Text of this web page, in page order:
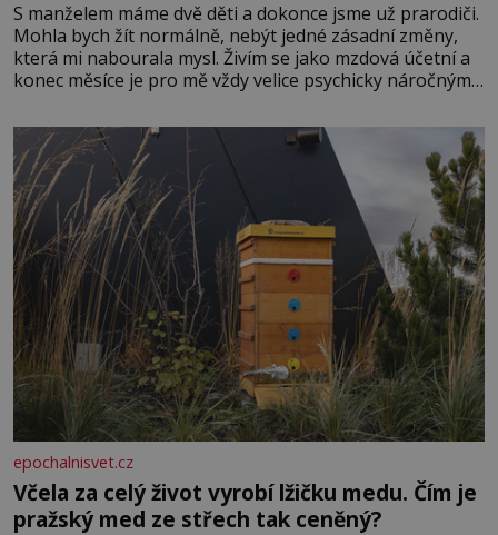
S manželem máme dvě děti a dokonce jsme už prarodiči.
Mohla bych žít normálně, nebýt jedné zásadní změny,
která mi nabourala mysl. Živím se jako mzdová účetní a
konec měsíce je pro mě vždy velice psychicky náročným
dál častěji volá o pomoc, co se hlídání týče. Dalo by se
epochalnisvet.cz
Včela za celý život vyrobí lžičku medu. Čím je
pražský med ze střech tak ceněný?